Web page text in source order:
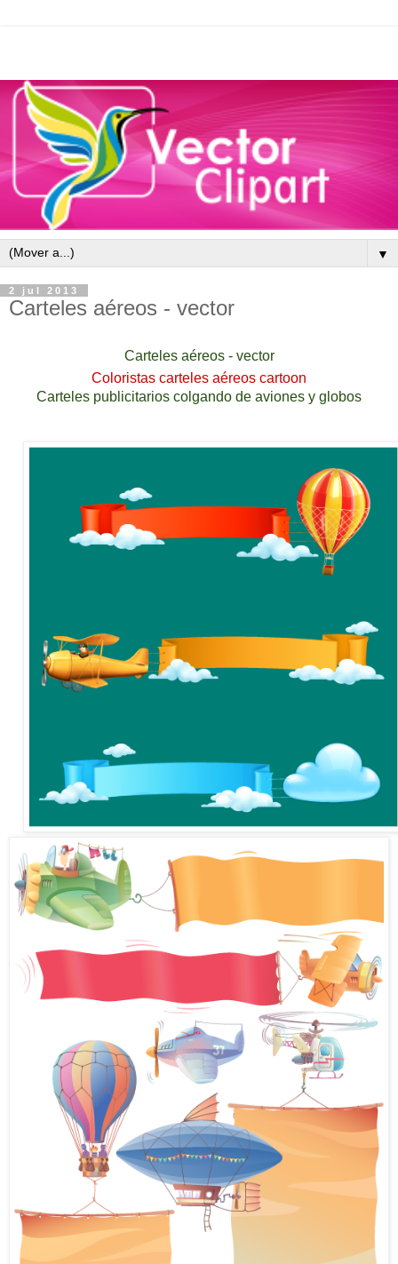
▼
2 jul 2013
Carteles aéreos - vector
Carteles aéreos - vector
Coloristas carteles aéreos cartoon
Carteles publicitarios colgando de aviones y globos